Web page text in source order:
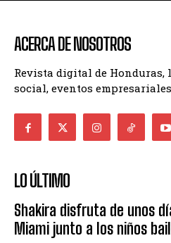
ACERCA DE NOSOTROS
Revista digital de Honduras,
social, eventos
LO ÚLTIMO
Shakira disfruta de unos
Miami junto a los niños